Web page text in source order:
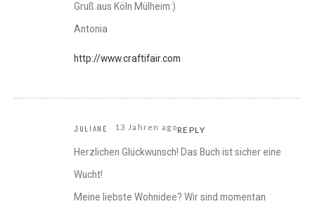
Gruß aus Köln Mülheim:)
Antonia
http://www.craftifair.com
JULIANE 13 Jahren agoREPLY
Herzlichen Glückwunsch! Das Buch ist sicher eine
Wucht!
Meine liebste Wohnidee? Wir sind momentan